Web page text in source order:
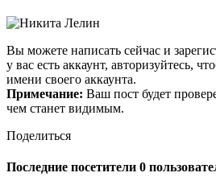
Вы можете написать сейчас и
у вас есть аккаунт, авторизуйтесь,
имени своего аккаунта.
Примечание: Ваш пост будет
чем станет видимым.
Поделиться
Последние посетители 0